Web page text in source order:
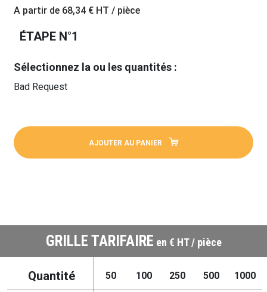
A partir de 68,34 € HT / pièce
ÉTAPE N°1
Sélectionnez la ou les quantités :
Bad Request
AJOUTER AU PANIER
GRILLE TARIFAIRE en € HT / pièce
Quantité 50 100 250 500 1000